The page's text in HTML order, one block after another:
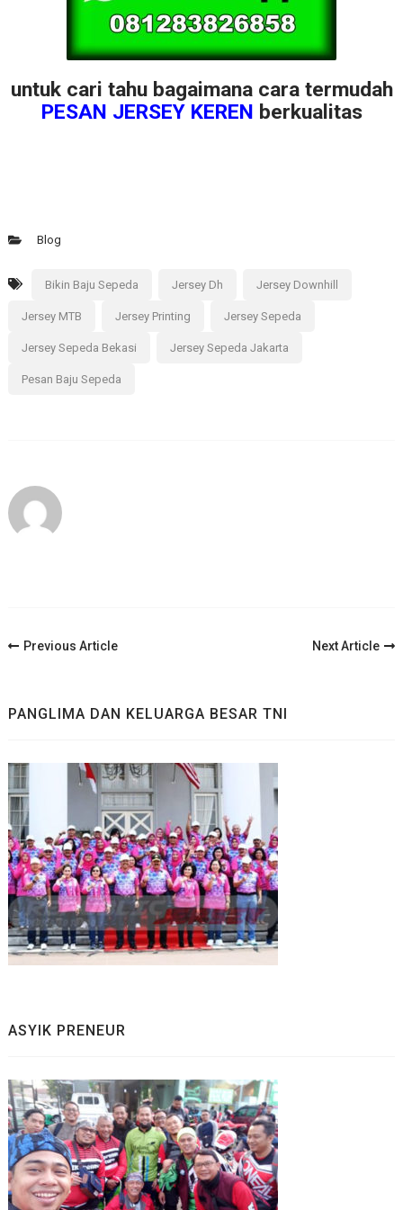
untuk cari tahu bagaimana cara termudah
PESAN JERSEY KEREN berkualitas
Blog
Bikin Baju Sepeda Jersey Dh Jersey Downhill
Jersey MTB Jersey Printing Jersey Sepeda
Jersey Sepeda Bekasi Jersey Sepeda Jakarta
Pesan Baju Sepeda
Post
Previous Article Next Article
PANGLIMA DAN KELUARGA BESAR TNI
ASYIK PRENEUR